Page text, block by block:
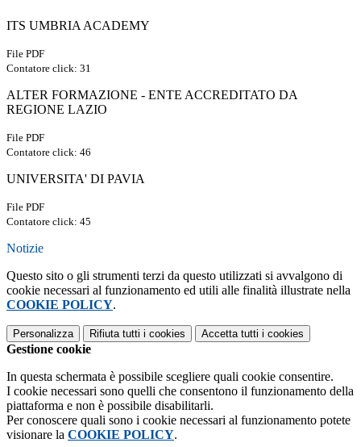
ITS UMBRIA ACADEMY
File PDF
Contatore click: 31
ALTER FORMAZIONE - ENTE ACCREDITATO DA
REGIONE LAZIO
File PDF
Contatore click: 46
UNIVERSITA' DI PAVIA
File PDF
Contatore click: 45
Notizie
Questo sito o gli strumenti terzi da questo utilizzati si avvalgono di
cookie necessari al funzionamento ed utili alle finalità illustrate nella
COOKIE POLICY.
Personalizza Rifiuta tutti i cookies Accetta tutti i cookies
Gestione cookie
In questa schermata è possibile scegliere quali cookie consentire.
I cookie necessari sono quelli che consentono il funzionamento della
piattaforma e non è possibile disabilitarli.
Per conoscere quali sono i cookie necessari al funzionamento potete
visionare la COOKIE POLICY.